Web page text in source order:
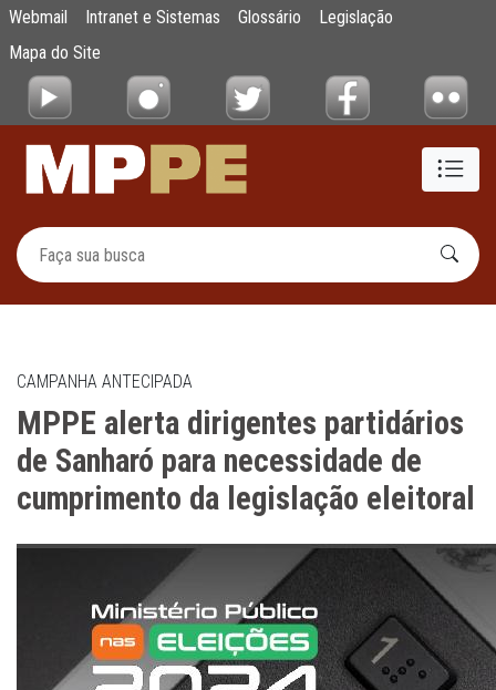
Pular para o Conteúdo principal
MPPE alerta dirigentes partidários de
Webmail Intranet e Sistemas Glossário
Legislação
Mapa do Site
CAMPANHA ANTECIPADA
MPPE alerta dirigentes partidários
de Sanharó para necessidade de
cumprimento da legislação eleitoral